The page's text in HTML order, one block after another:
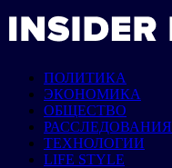
ПОЛИТИКА
ЭКОНОМИКА
ОБЩЕСТВО
РАССЛЕДОВАНИЯ
ТЕХНОЛОГИИ
LIFE STYLE